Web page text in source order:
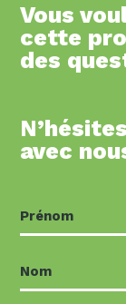
Vous
cette
des
avec